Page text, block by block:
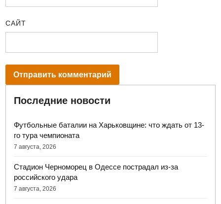
САЙТ
Последние новости
Футбольные баталии на Харьковщине: что ждать от 13-
го тура чемпионата
7 августа, 2026
Стадион Черноморец в Одессе пострадал из-за
российского удара
7 августа, 2026